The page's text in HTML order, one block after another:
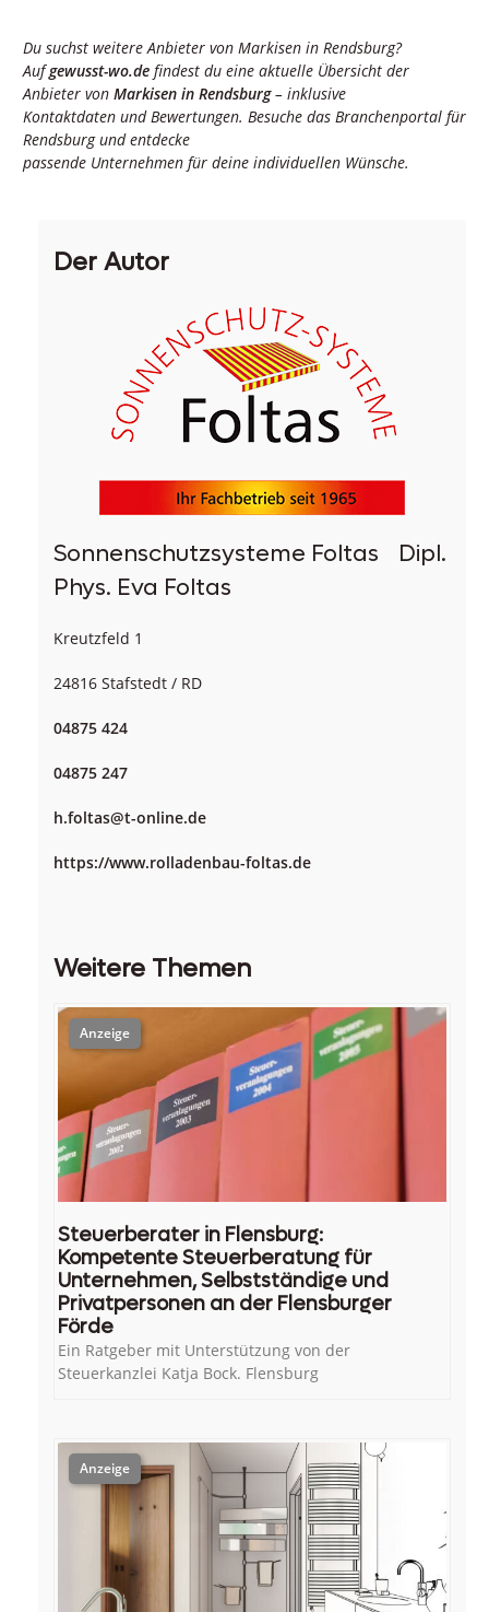
Du suchst weitere Anbieter von Markisen in Rendsburg?
Aufgewusst-wo.de findest du eine aktuelle Übersicht der
Anbieter von Markisen in Rendsburg– inklusive
Kontaktdaten und Bewertungen. Besuche das Branchenportal für
Rendsburg und entdecke
passende Unternehmen für deine individuellen Wünsche.
Der Autor
Sonnenschutzsysteme Foltas Dipl.
Phys. Eva Foltas
Kreutzfeld 1
24816 Stafstedt / RD
04875 424
04875 247
h.foltas@t-online.de
https://www.rolladenbau-foltas.de
Weitere Themen
Steuerberater in Flensburg:
Kompetente Steuerberatung für
Unternehmen, Selbstständige und
Privatpersonen an der Flensburger
Förde
Ein Ratgeber mit Unterstützung von der
Steuerkanzlei Katja Bock. Flensburg